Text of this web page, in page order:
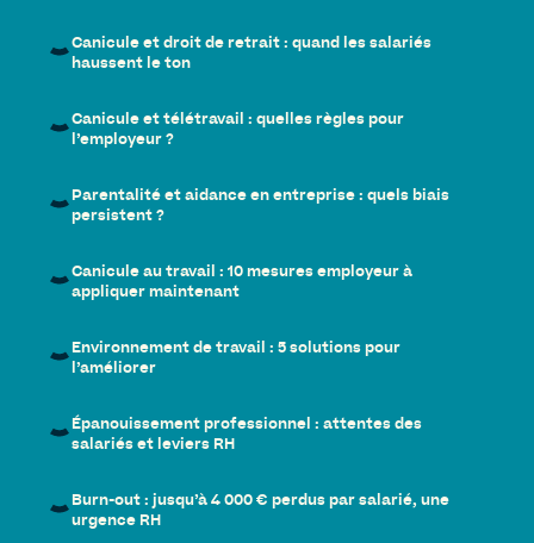
Canicule et droit de retrait : quand les salariés
haussent le ton
Canicule et télétravail : quelles règles pour
l’employeur ?
Parentalité et aidance en entreprise : quels biais
persistent ?
Canicule au travail : 10 mesures employeur à
appliquer maintenant
Environnement de travail : 5 solutions pour
l’améliorer
Épanouissement professionnel : attentes des
salariés et leviers RH
Burn-out : jusqu’à 4 000 € perdus par salarié, une
urgence RH